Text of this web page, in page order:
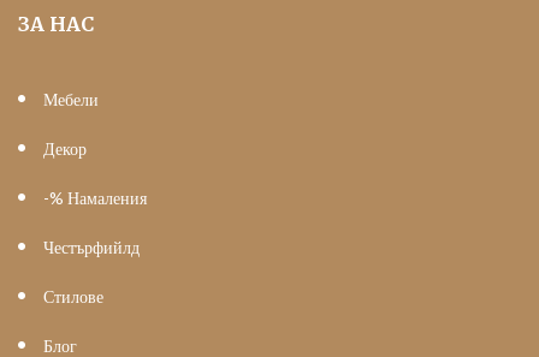
ЗА НАС
Мебели
Декор
-% Намаления
Честърфийлд
Стилове
Блог